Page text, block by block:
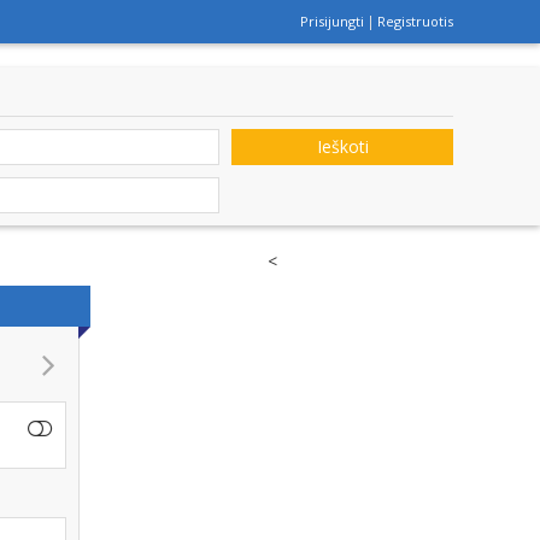
Prisijungti Registruotis
Ieškoti
VIEŠBUTIS - APGYVENDINIMO PASLAUGOS, SALĖ
<